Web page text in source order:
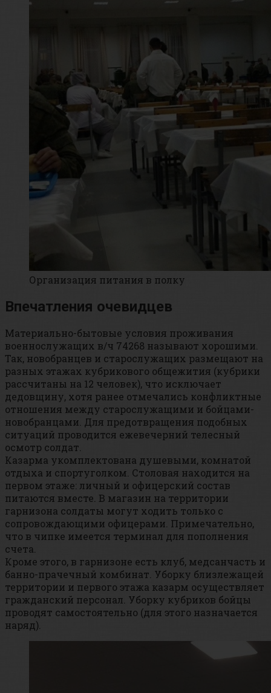
Организация питания в полку
Впечатления очевидцев
Материально-бытовые условия проживания
военнослужащих в/ч 74268 называют хорошими.
Так, новобранцев и старослужащих размещают на
разных этажах кубрикового общежития (кубрики
рассчитаны на 12 человек), что исключает
дедовщину, хотя ранее отмечались конфликтные
отношения между старослужащими и бойцами-
новобранцами. Для предотвращения подобных
ситуаций проводится ежевечерний телесный
осмотр солдат.
Казарма укомплектована душевыми, комнатой
отдыха и спортуголком. Столовая находится на
первом этаже: личный и офицерский состав
питаются вместе. В магазин на территории
гарнизона солдаты могут ходить только с
сопровождающими офицерами. Примечательно,
что в чипке имеется терминал для пополнения
счета.
Кроме этого, в гарнизоне есть клуб, медсанчасть и
банно-прачечный комбинат. Уборку близлежащей
территории и первого этажа казарм осуществляет
гражданский персонал. Уборку кубриков бойцы
проводят самостоятельно (для этого назначается
наряд).